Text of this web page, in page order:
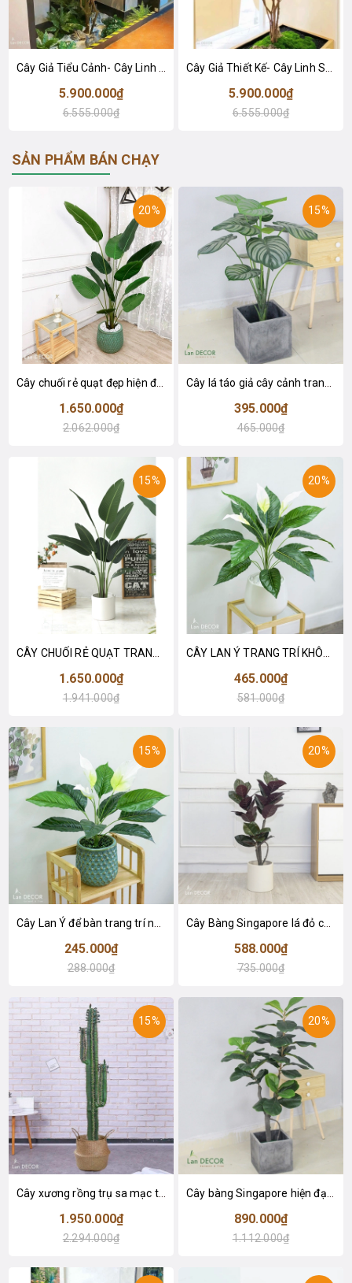
Cây Giả Tiểu Cảnh- Cây Linh Sơn Thiết Kế Tiểu Cảnh Văn Phòng Xanh (250cm)- CC1165
5.900.000₫
6.555.000₫
Cây Giả Thiết Kế- Cây Linh Sơn Thiết Kế Tiểu Cảnh, Nâng Tầm Giá Trị Công Trình (220cm)- CC1164
5.900.000₫
6.555.000₫
SẢN PHẨM BÁN CHẠY
20%
Cây chuối rẻ quạt đẹp hiện đại trang trí 1m8 - LC3019 (Gồm 12 lá)
1.650.000₫
2.062.000₫
15%
Cây lá táo giả cây cảnh trang trí nội thất (85cm) - LC2683-1
395.000₫
465.000₫
15%
CÂY CHUỐI RẺ QUẠT TRANG TRÍ 1M6 (gồm 3 nhánh) - LC3017
1.650.000₫
1.941.000₫
20%
CÂY LAN Ý TRANG TRÍ KHÔNG GIAN HIỆN ĐẠI SANG TRỌNG (70cm) - LC2926
465.000₫
581.000₫
15%
Cây Lan Ý để bàn trang trí nhà sang trọng (55cm) - LC2925-1
245.000₫
288.000₫
20%
Cây Bàng Singapore lá đỏ cây giả trang trí Lan Decor (110cm) - LC2918-1
588.000₫
735.000₫
15%
Cây xương rồng trụ sa mạc trang trí loại 2 tay (155cm) - LC2912
1.950.000₫
2.294.000₫
20%
Cây bàng Singapore hiện đại trang trí nhà đẹp (120cm) - LC2913
890.000₫
1.112.000₫